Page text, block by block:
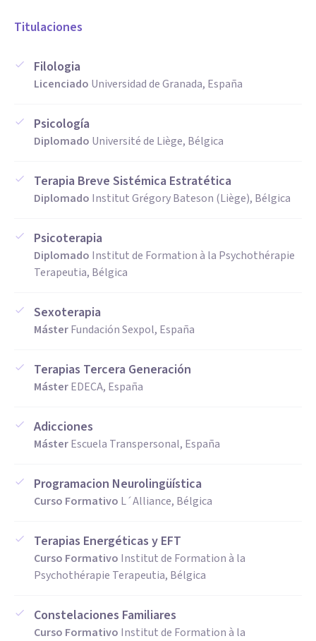
Titulaciones
Filologia
Licenciado Universidad de Granada, España
Psicología
Diplomado Université de Liège, Bélgica
Terapia Breve Sistémica Estratética
Diplomado Institut Grégory Bateson (Liège), Bélgica
Psicoterapia
Diplomado Institut de Formation à la Psychothérapie
Terapeutia, Bélgica
Sexoterapia
MásterFundación Sexpol, España
Terapias Tercera Generación
MásterEDECA, España
Adicciones
MásterEscuela Transpersonal, España
Programacion Neurolingüística
Curso Formativo L´Alliance, Bélgica
Terapias Energéticas y EFT
Curso Formativo Institut de Formation à la
Psychothérapie Terapeutia, Bélgica
Constelaciones Familiares
Curso Formativo Institut de Formation à la